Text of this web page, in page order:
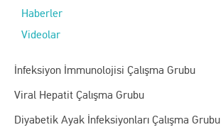
Haberler
Videolar
İnfeksiyon İmmunolojisi Çalışma Grubu
Viral Hepatit Çalışma Grubu
Diyabetik Ayak İnfeksiyonları Çalışma Grubu